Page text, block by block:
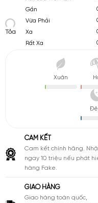
Tỏa
Gần
Vừa Phải
Xa
Rất Xa
Xuân
CAM KẾT
Cam kết chính hãng.
ngay 10 triệu nếu phát
hàng Fake.
GIAO HÀNG
Giao hàng toàn quốc,